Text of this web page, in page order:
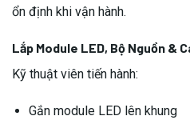
ổn định khi vận hành.
Lắp Module LED, Bộ Nguồn &
Kỹ thuật viên tiến hành:
Gắn module LED lên khung